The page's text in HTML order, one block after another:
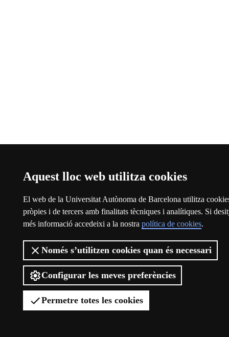
Aquest lloc web utilitza cookies
El web de la Universitat Autònoma de Barcelona utilitza
pròpies i de tercers amb finalitats tècniques i analítiques. Si
més informació accedeixi a la nostra política de cookies.
Només s’utilitzen cookies quan és necessari
Configurar les meves preferències
Permetre totes les cookies